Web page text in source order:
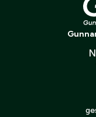
Det nya
med en extra
säkerställa att
Jag godkänner